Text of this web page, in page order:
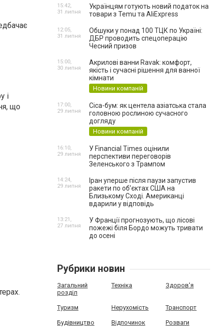
і
що
Українцям готують новий податок на
товари з Temu та AliExpress
15:42,
31 липня
Обшуки у понад 100 ТЦК по Україні:
ДБР проводить спецоперацію
Чесний призов
12:05,
31 липня
Акрилові ванни Ravak: комфорт,
якість і сучасні рішення для ванної
кімнати
Новини компаній
15:00,
30 липня
Cica-бум: як центела азіатська стала
головною рослиною сучасного
догляду
Новини компаній
17:00,
29 липня
У Financial Times оцінили
перспективи переговорів
Зеленського з Трампом
16:10,
29 липня
Іран уперше після паузи запустив
ракети по обʼєктах США на
Близькому Сході. Американці
вдарили у відповідь
14:24,
29 липня
У Франції прогнозують, що лісові
пожежі біля Бордо можуть тривати
до осені
13:21,
27 липня
Рубрики новин
Загальний
розділ
Техніка Здоров'я
Туризм Нерухомість Транспорт
Будівництво Відпочинок Розваги